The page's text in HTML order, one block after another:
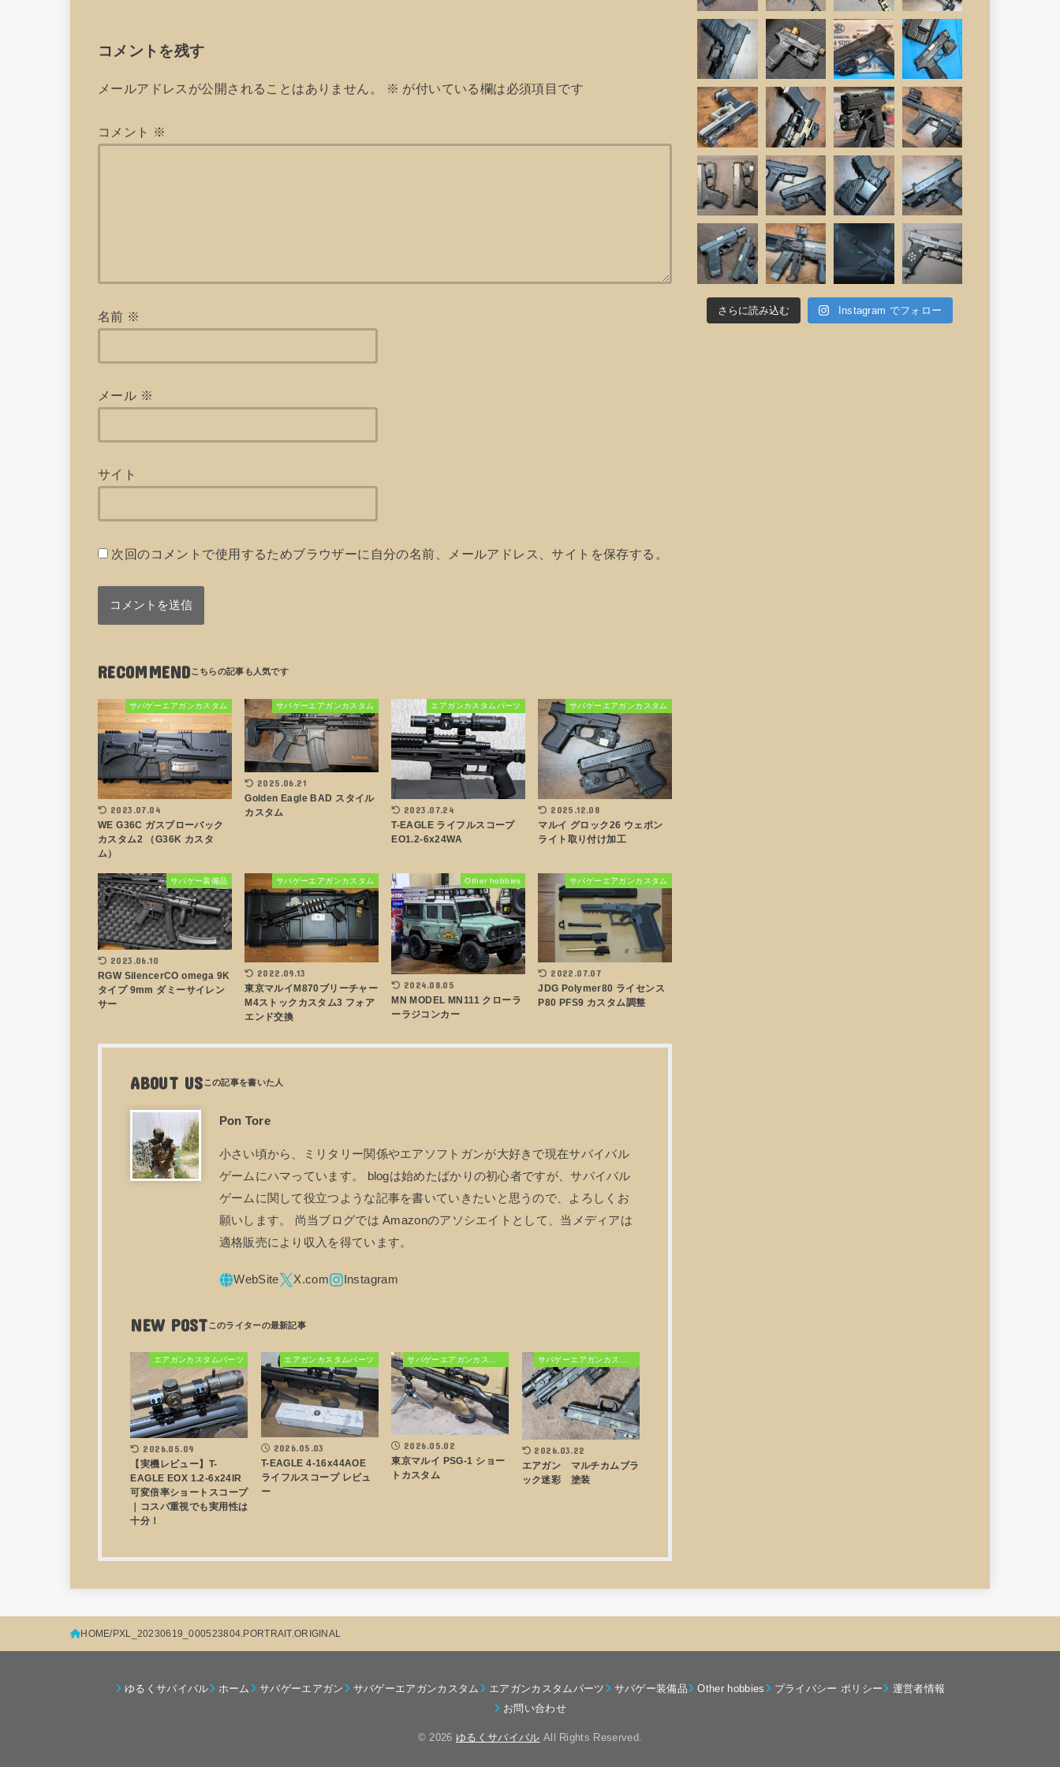
コメントを残す
メールアドレスが公開されることはありません。 ※ が付いている欄は必須項目です
コメント ※
名前 ※
メール ※
サイト
次回のコメントで使用するためブラウザーに自分の名前、メールアドレス、サイトを保存する。
RECOMMEND
サバゲーエアガンカスタム
2023.07.04
WE G36C ガスブローバック
カスタム2 （G36K カスタ
ム）
サバゲーエアガンカスタム
2025.06.21
Golden Eagle BAD スタイル
カスタム
エアガンカスタムパーツ
2023.07.24
T-EAGLE ライフルスコープ
EO1.2-6x24WA
サバゲーエアガンカスタム
2025.12.08
マルイ グロック26 ウェポン
ライト取り付け加工
サバゲー装備品
2023.06.10
RGW SilencerCO omega 9K
タイプ 9mm ダミーサイレン
サー
サバゲーエアガンカスタム
2022.09.13
東京マルイM870ブリーチャー
M4ストックカスタム3 フォア
エンド交換
Other hobbies
2024.08.05
MN MODEL MN111 クローラ
ーラジコンカー
サバゲーエアガンカスタム
2022.07.07
JDG Polymer80 ライセンス
P80 PFS9 カスタム調整
ABOUT US
Pon Tore
小さい頃から、ミリタリー関係やエアソフトガンが大好きで現在サバイバル
ゲームにハマっています。 blogは始めたばかりの初心者ですが、サバイバル
ゲームに関して役立つような記事を書いていきたいと思うので、よろしくお
願いします。 尚当ブログでは Amazonのアソシエイトとして、当メディアは
適格販売により収入を得ています。
NEW POST
エアガンカスタムパーツ
2026.05.09
【実機レビュー】T-
EAGLE EOX 1.2-6x24IR
可変倍率ショートスコープ
｜コスパ重視でも実用性は
十分！
エアガンカスタムパーツ
2026.05.03
T-EAGLE 4-16x44AOE
ライフルスコープ レビュ
ー
2026.05.02
東京マルイ PSG-1 ショー
トカスタム
2026.03.22
エアガン マルチカムブラ
ック迷彩 塗装
さらに読み込む Instagram でフォロー
HOME PXL_20230619_000523804.PORTRAIT.ORIGINAL
ゆるくサバイバル ホーム サバゲーエアガン サバゲーエアガンカスタム エアガンカスタムパーツ サバゲー装備品 Other hobbies プライバシー ポリシー
運営者情報
お問い合わせ
© 2026 ゆるくサバイバル All Rights Reserved.